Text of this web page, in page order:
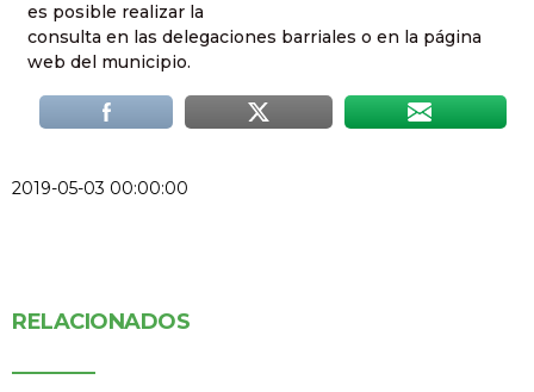
es posible realizar la
consulta en las delegaciones barriales o en la página
web del municipio.
2019-05-03 00:00:00
RELACIONADOS